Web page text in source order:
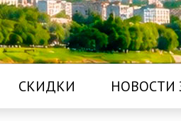
СКИДКИ НОВОСТИ